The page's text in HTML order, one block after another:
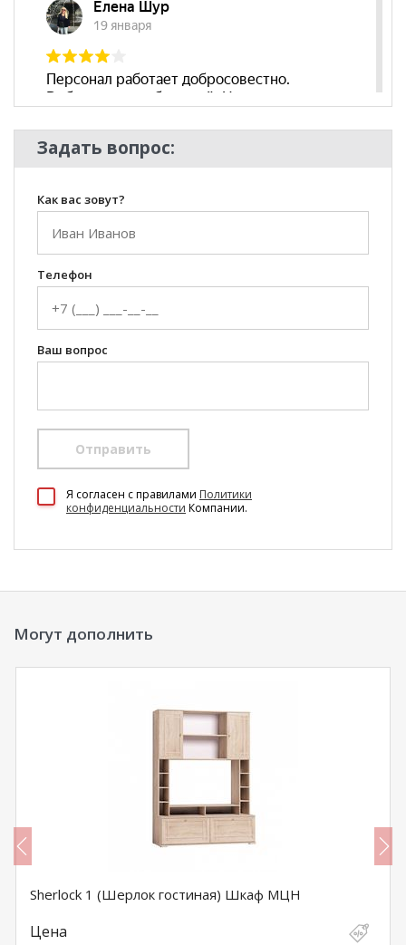
Задать вопрос:
Как вас зовут?
Телефон
Ваш вопрос
Отправить
Я согласен c правилами Политики
конфиденциальности Компании.
Могут дополнить
Sherlock 1 (Шерлок гостиная) Шкаф МЦН
Цена